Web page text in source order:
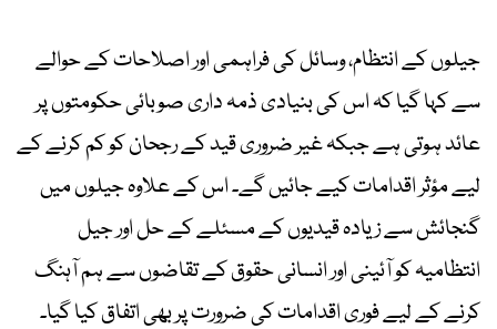
جیلوں کے انتظام، وسائل کی فراہمی اور اصلاحات کے حوالے
سے کہا گیا کہ اس کی بنیادی ذمہ داری صوبائی حکومتوں پر
عائد ہوتی ہے جبکہ غیر ضروری قید کے رجحان کو کم کرنے کے
لیے مؤثر اقدامات کیے جائیں گے۔ اس کے علاوہ جیلوں میں
گنجائش سے زیادہ قیدیوں کے مسئلے کے حل اور جیل
انتظامیہ کو آئینی اور انسانی حقوق کے تقاضوں سے ہم آہنگ
کرنے کے لیے فوری اقدامات کی ضرورت پر بھی اتفاق کیا گیا۔